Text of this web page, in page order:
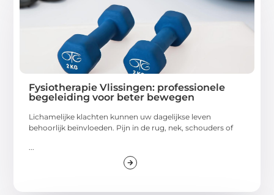
Fysiotherapie Vlissingen: professionele
begeleiding voor beter bewegen
Lichamelijke klachten kunnen uw dagelijkse leven
behoorlijk beïnvloeden. Pijn in de rug, nek, schouders of
...